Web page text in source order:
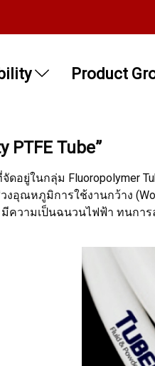
Product
PTFE Tube”
จัดอยู่ในกลุ่ม
หภูมิการใช้งานกว้าง
ความเป็นฉนวนไฟฟ้า ทนก